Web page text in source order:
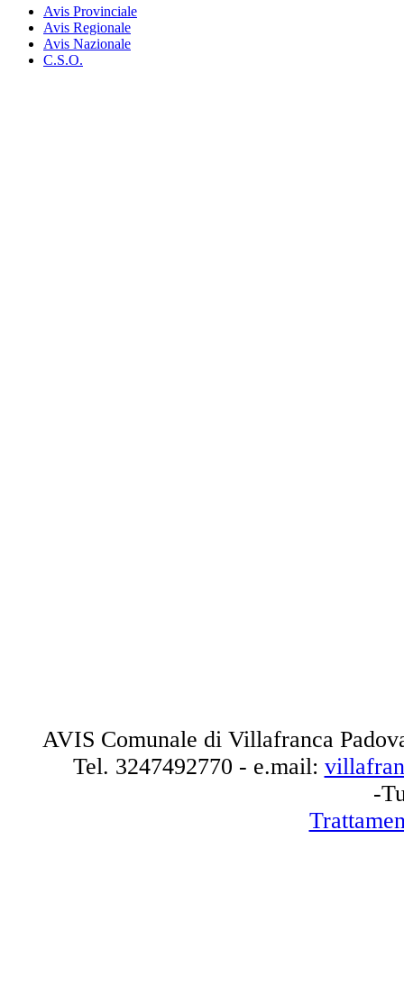
Avis Provinciale
Avis Regionale
Avis Nazionale
C.S.O.
AVIS Comunale di Villafranca
Tel. 3247492770 - e.mail:
-